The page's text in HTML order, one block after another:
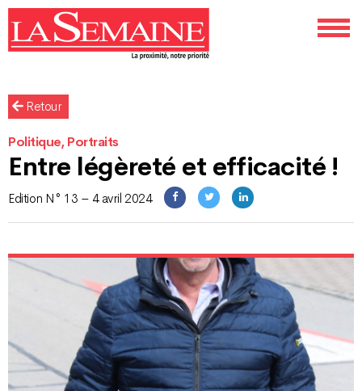
Retour
Politique, Portraits
Entre légèreté et efficacité !
Edition N° 13 – 4 avril 2024